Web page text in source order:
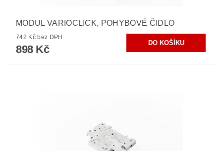
MODUL VARIOCLICK, POHYBOVÉ ČIDLO
742 Kč bez DPH
898 Kč